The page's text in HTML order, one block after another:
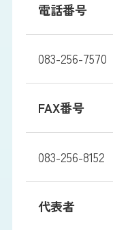
電話番号
083-256-7570
FAX番号
083-256-8152
代表者